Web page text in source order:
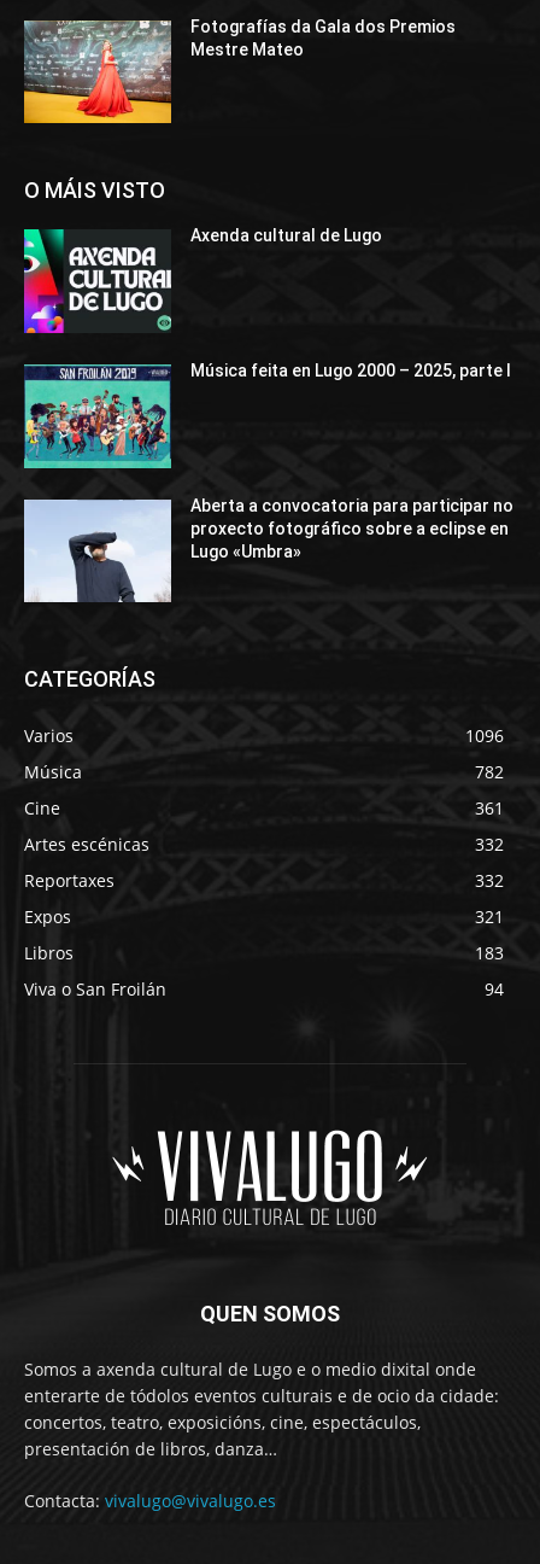
Fotografías da Gala dos Premios
Mestre Mateo
O MÁIS VISTO
Axenda cultural de Lugo
Música feita en Lugo 2000 – 2025, parte I
Aberta a convocatoria para participar no
proxecto fotográfico sobre a eclipse en
Lugo «Umbra»
CATEGORÍAS
Varios
1096
Música
782
Cine
361
Artes escénicas
332
Reportaxes
332
Expos
321
Libros
183
Viva o San Froilán
94
QUEN SOMOS
Somos a axenda cultural de Lugo e o medio dixital onde
enterarte de tódolos eventos culturais e de ocio da cidade:
concertos, teatro, exposicións, cine, espectáculos,
presentación de libros, danza…
Contacta: vivalugo@vivalugo.es